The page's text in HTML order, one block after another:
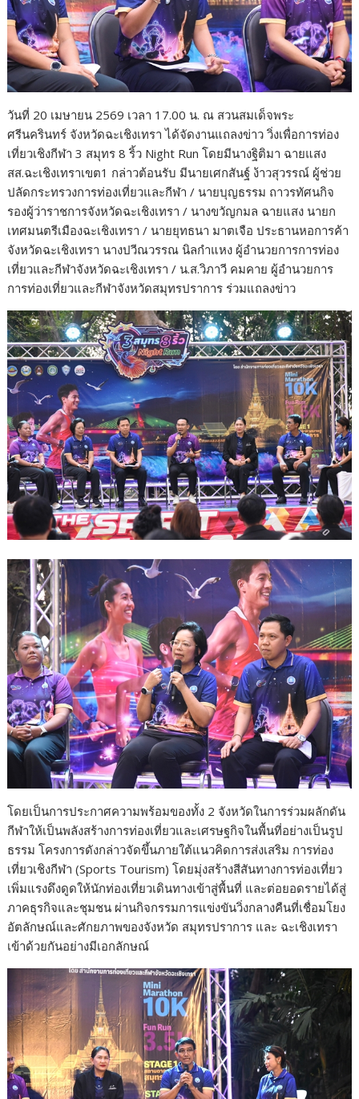
วันที่ 20 เมษายน 2569 เวลา 17.00 น. ณ สวนสมเด็จพระ
ศรีนครินทร์ จังหวัดฉะเชิงเทรา ได้จัดงานแถลงข่าว วิ่งเพื่อการท่อง
เที่ยวเชิงกีฬา 3 สมุทร 8 ริ้ว Night Run โดยมีนางฐิติมา ฉายแสง
สส.ฉะเชิงเทราเขต1 กล่าวต้อนรับ มีนายเศกสันฐ์ ง้าวสุวรรณ์ ผู้ช่วย
ปลัดกระทรวงการท่องเที่ยวและกีฬา / นายบุญธรรม ถาวรทัศนกิจ
รองผู้ว่าราชการจังหวัดฉะเชิงเทรา / นางขวัญกมล ฉายแสง นายก
เทศมนตรีเมืองฉะเชิงเทรา / นายยุทธนา มาตเจือ ประธานหอการค้า
จังหวัดฉะเชิงเทรา นางปวีณวรรณ นิลกำแหง ผู้อำนวยการการท่อง
เที่ยวและกีฬาจังหวัดฉะเชิงเทรา / น.ส.วิภาวี คมคาย ผู้อำนวยการ
การท่องเที่ยวและกีฬาจังหวัดสมุทรปราการ ร่วมแถลงข่าว
โดยเป็นการประกาศความพร้อมของทั้ง 2 จังหวัดในการร่วมผลักดัน
กีฬาให้เป็นพลังสร้างการท่องเที่ยวและเศรษฐกิจในพื้นที่อย่างเป็นรูป
ธรรม โครงการดังกล่าวจัดขึ้นภายใต้แนวคิดการส่งเสริม การท่อง
เที่ยวเชิงกีฬา (Sports Tourism) โดยมุ่งสร้างสีสันทางการท่องเที่ยว
เพิ่มแรงดึงดูดให้นักท่องเที่ยวเดินทางเข้าสู่พื้นที่ และต่อยอดรายได้สู่
ภาคธุรกิจและชุมชน ผ่านกิจกรรมการแข่งขันวิ่งกลางคืนที่เชื่อมโยง
อัตลักษณ์และศักยภาพของจังหวัด สมุทรปราการ และ ฉะเชิงเทรา
เข้าด้วยกันอย่างมีเอกลักษณ์